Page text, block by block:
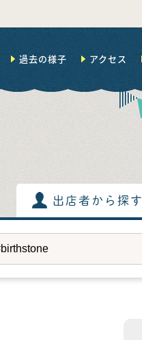
過去の様子 アクセス
出店者から探す